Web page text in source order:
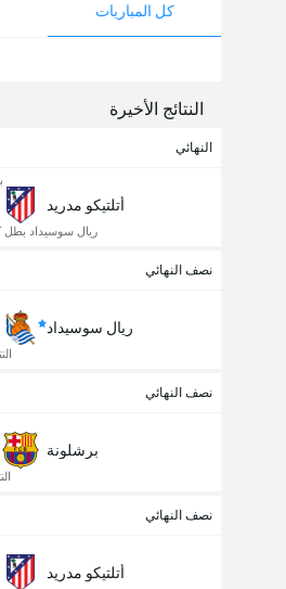
كل المباريات
النتائج الأخيرة
النهائي
أتلتيكو مدريد
ريال سوسيداد بطل
نصف النهائي
ريال سوسيداد
نصف النهائي
برشلونة
نصف النهائي
أتلتيكو مدريد